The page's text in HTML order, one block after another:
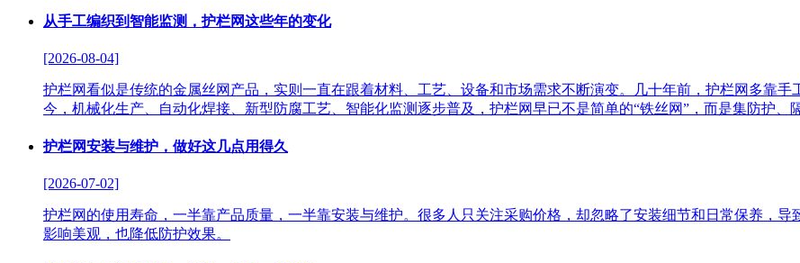
从手工编织到智能监测，护栏网这些年的变化
[2026-08-04]
护栏网看似是传统的金属丝网产品，实则一直在跟着材料、工艺、设备和市场需求不断演变。几十年前，护栏网多靠
今，机械化生产、自动化焊接、新型防腐工艺、智能化监测逐步普及，护栏网早已不是简单的“铁丝网”，而是集防护、
护栏网安装与维护，做好这几点用得久
[2026-07-02]
护栏网的使用寿命，一半靠产品质量，一半靠安装与维护。很多人只关注采购价格，却忽略了安装细节和日常保养，
影响美观，也降低防护效果。